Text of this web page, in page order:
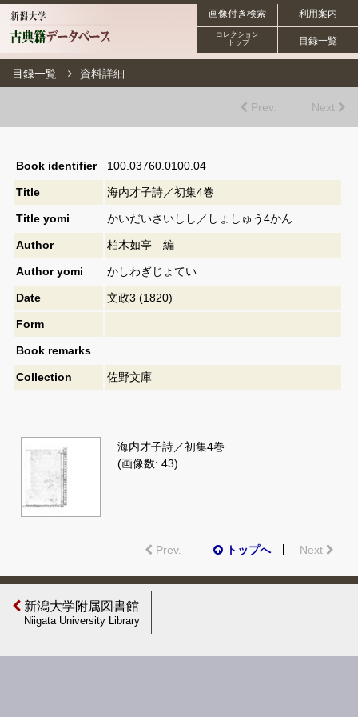
利用案内
画像付き検索
目録一覧
コレクション
トップ
目録一覧 資料詳細
Prev. Next
Book identifier 100.03760.0100.04
Title 海内才子詩／初集4巻
Title yomi かいだいさいしし／しょしゅう4かん
Author 柏木如亭 編
Author yomi かしわぎじょてい
Date 文政3 (1820)
Form
Book remarks
Collection 佐野文庫
海内才子詩／初集4巻
(画像数: 43)
Prev. トップへ Next
新潟大学附属図書館
Niigata University Library